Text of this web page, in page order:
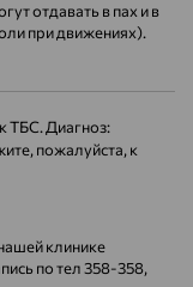
отдавать в пах и в
при движениях).
ТБС. Диагноз:
пожалуйста, к
клинике
по тел 358-358,